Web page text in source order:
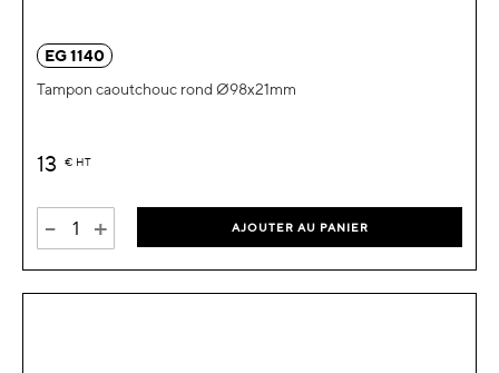
EG 1140
Tampon caoutchouc rond Ø98x21mm
13 € HT
- + AJOUTER AU PANIER